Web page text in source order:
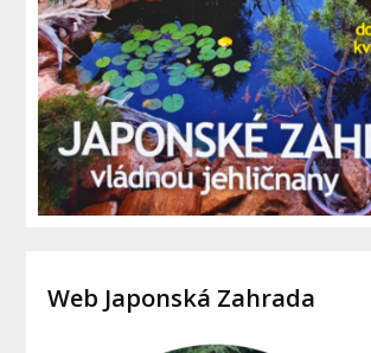
Web Japonská Zahrada